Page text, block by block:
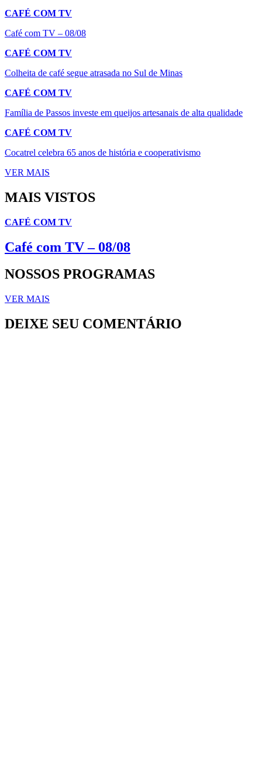
CAFÉ COM TV
Café com TV – 08/08
CAFÉ COM TV
Colheita de café segue atrasada no Sul de Minas
CAFÉ COM TV
Família de Passos investe em queijos artesanais de alta qualidade
CAFÉ COM TV
Cocatrel celebra 65 anos de história e cooperativismo
VER MAIS
MAIS VISTOS
CAFÉ COM TV
Café com TV – 08/08
NOSSOS PROGRAMAS
VER MAIS
DEIXE SEU COMENTÁRIO